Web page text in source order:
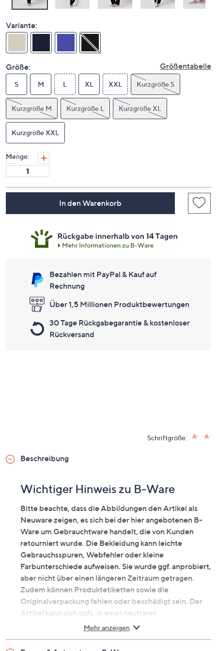
Variante:
Größe: Größentabelle
S M L XL XXL Kurzgröße S
Kurzgröße M Kurzgröße L Kurzgröße XL
Kurzgröße XXL
Menge:
In den Warenkorb
Bezahlen mit PayPal & Kauf auf
Rechnung
Über 1,5 Millionen Produktbewertungen
30 Tage Rückgabegarantie & kostenloser
Rückversand
Schriftgröße:
Beschreibung
Wichtiger Hinweis zu B-Ware
Bitte beachte, dass die Abbildungen den Artikel als
Neuware zeigen, es sich bei der hier angebotenen B-
Ware um Gebrauchtware handelt, die von Kunden
retourniert wurde. Die Bekleidung kann leichte
Gebrauchsspuren, Webfehler oder kleine
Farbunterschiede aufweisen. Sie wurde ggf. anprobiert,
aber nicht über einen längeren Zeitraum getragen.
Zudem können Produktetiketten sowie die
Originalverpackung fehlen oder beschädigt sein. Der
Artikel kann sich ggfs. in einer neutralen
Umverpackung befinden. Erfahre mehr unter dem
Mehr anzeigen